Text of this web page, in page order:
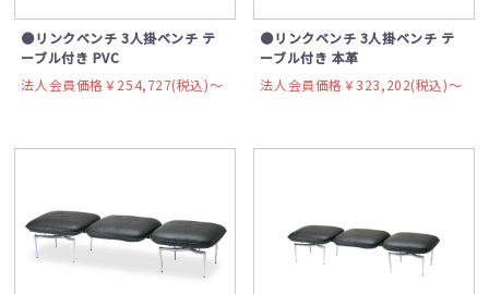
●リンクベンチ 3人掛ベンチ テ
ーブル付き PVC
法人会員価格￥254,727(税込)〜
●リンクベンチ 3人掛ベンチ テ
ーブル付き 本革
法人会員価格￥323,202(税込)〜